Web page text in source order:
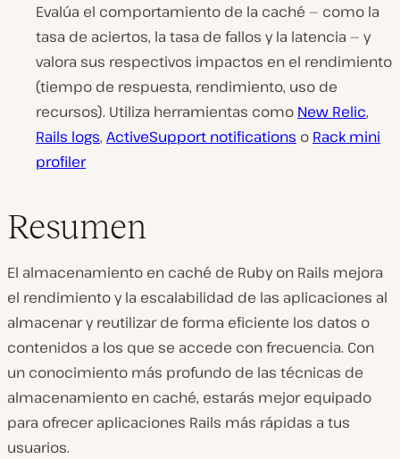
Evalúa el comportamiento de la caché — como la
tasa de aciertos, la tasa de fallos y la latencia — y
valora sus respectivos impactos en el rendimiento
(tiempo de respuesta, rendimiento, uso de
recursos). Utiliza herramientas como New Relic,
Rails logs, ActiveSupport notifications o Rack mini
profiler
Resumen
El almacenamiento en caché de Ruby on Rails mejora
el rendimiento y la escalabilidad de las aplicaciones al
almacenar y reutilizar de forma eficiente los datos o
contenidos a los que se accede con frecuencia. Con
un conocimiento más profundo de las técnicas de
almacenamiento en caché, estarás mejor equipado
para ofrecer aplicaciones Rails más rápidas a tus
usuarios.